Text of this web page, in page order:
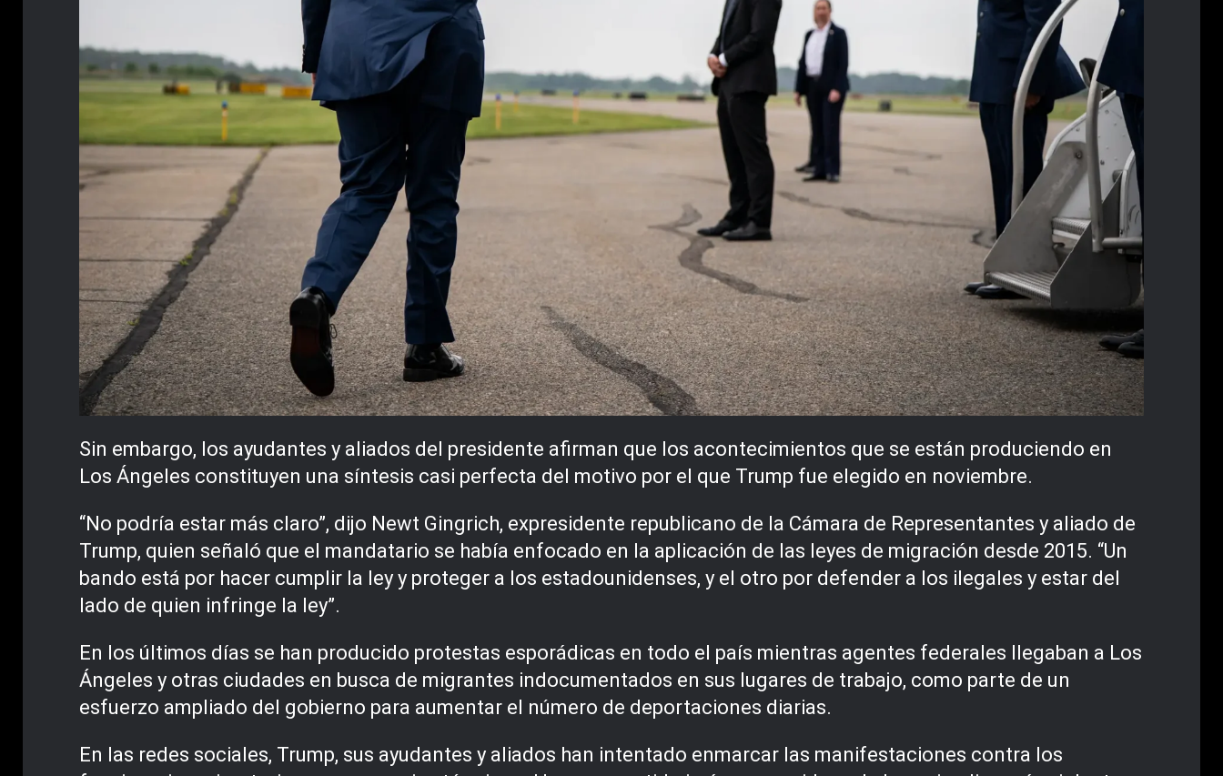
Sin embargo, los ayudantes y aliados del presidente afirman que los acontecimientos que se están produciendo en
Los Ángeles constituyen una síntesis casi perfecta del motivo por el que Trump fue elegido en noviembre.
“No podría estar más claro”, dijo Newt Gingrich, expresidente republicano de la Cámara de Representantes y aliado de
Trump, quien señaló que el mandatario se había enfocado en la aplicación de las leyes de migración desde 2015. “Un
bando está por hacer cumplir la ley y proteger a los estadounidenses, y el otro por defender a los ilegales y estar del
lado de quien infringe la ley”.
En los últimos días se han producido protestas esporádicas en todo el país mientras agentes federales llegaban a Los
Ángeles y otras ciudades en busca de migrantes indocumentados en sus lugares de trabajo, como parte de un
esfuerzo ampliado del gobierno para aumentar el número de deportaciones diarias.
En las redes sociales, Trump, sus ayudantes y aliados han intentado enmarcar las manifestaciones contra los